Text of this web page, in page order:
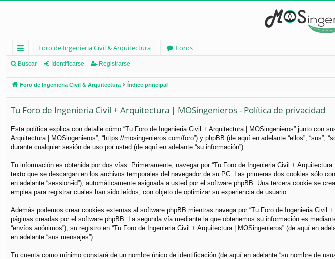
nl
ac
es
rá
pi
d
Foro de Ingenieria Civil & Arquitectura
Foros
Buscar Identificarse Registrarse
Foro de Ingenieria Civil & Arquitectura Índice principal
Tu Foro de Ingenieria Civil + Arquitectura | MOSingenieros - Política de privacidad
Esta política explica con detalle cómo “Tu Foro de Ingenieria Civil + Arquitectura | MOSingenieros” junto con
Arquitectura | MOSingenieros”, “https://mosingenieros.com/foro”) y phpBB (de aquí en adelante “ellos”, “sus”,
durante cualquier sesión de uso por usted (de aquí en adelante “su información”).
Tu información es obtenida por dos vías. Primeramente, navegar por “Tu Foro de Ingenieria Civil +
texto que se descargan en los archivos temporales del navegador de su PC. Las primeras dos cookies sólo
en adelante “session-id”), automáticamente asignada a usted por el software phpBB. Una tercera cookie se
emplea para registrar cuales han sido leídos, con objeto de optimizar su experiencia de usuario.
Además podemos crear cookies externas al software phpBB mientras navega por “Tu Foro de Ingenieria
páginas creadas por el software phpBB. La segunda vía mediante la que obtenemos su información es
“envíos anónimos”), su registro en “Tu Foro de Ingenieria Civil + Arquitectura | MOSingenieros” (de aquí en
en adelante “sus mensajes”).
Tu cuenta como mínimo constará de un nombre único de identificación (de aquí en adelante “su nombre de